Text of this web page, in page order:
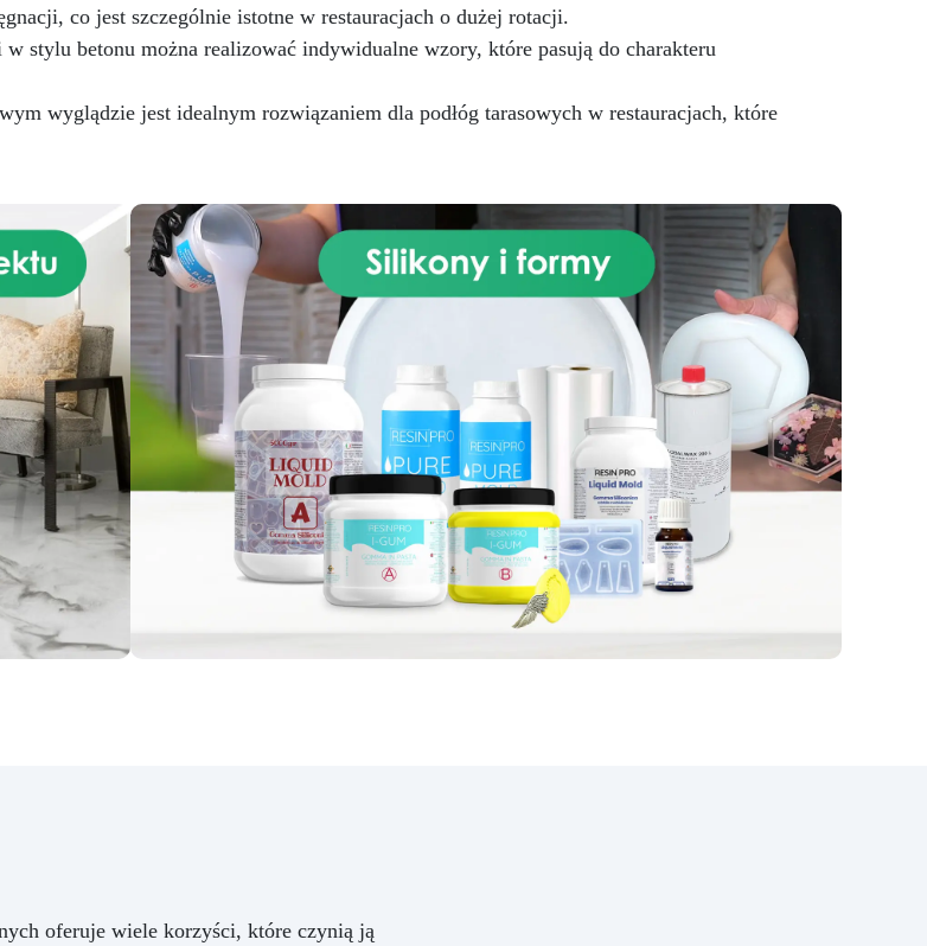
płytki
Z jednym
kg) można
jest
wystarczy
barwników
w
lub w
na stronie
zawiera:
B (1,6
tworzy
która
podłoże,
zużyciem i
twoim
normy
13813 i
Zakres
•
co jest szczególnie istotne w restauracjach o dużej rotacji.
stylu betonu można realizować indywidualne wzory, które pasują do charakteru
wyglądzie jest idealnym rozwiązaniem dla podłóg tarasowych w restauracjach, które
oferuje wiele korzyści, które czynią ją